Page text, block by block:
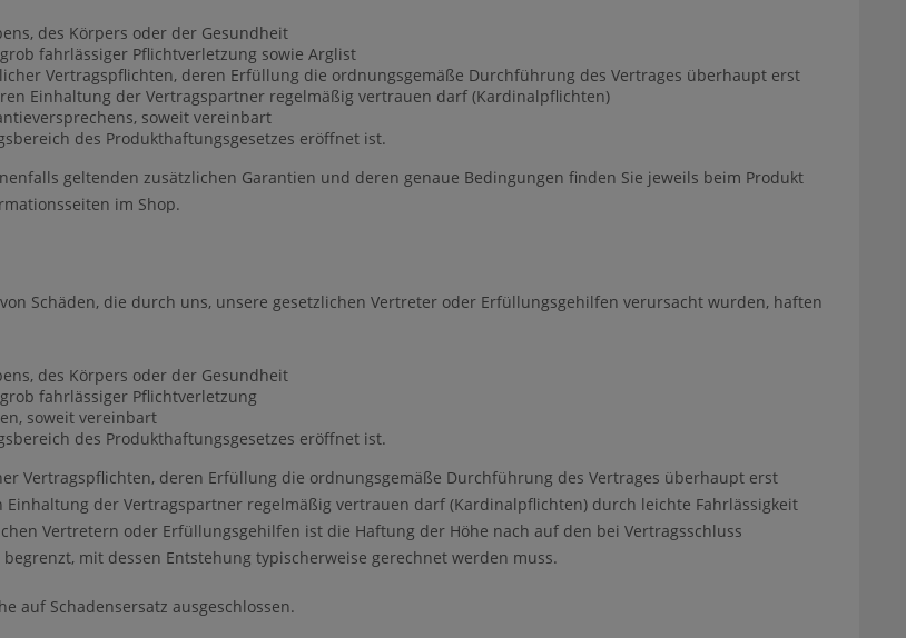
des Körpers oder der Gesundheit
fahrlässiger Pflichtverletzung sowie Arglist
Vertragspflichten, deren Erfüllung die ordnungsgemäße Durchführung des Vertrages überhaupt erst
Einhaltung der Vertragspartner regelmäßig vertrauen darf (Kardinalpflichten)
soweit vereinbart
des Produkthaftungsgesetzes eröffnet ist.
geltenden zusätzlichen Garantien und deren genaue Bedingungen finden Sie jeweils beim Produkt
im Shop.
Schäden, die durch uns, unsere gesetzlichen Vertreter oder Erfüllungsgehilfen verursacht wurden, haften
des Körpers oder der Gesundheit
fahrlässiger Pflichtverletzung
soweit vereinbart
des Produkthaftungsgesetzes eröffnet ist.
Vertragspflichten, deren Erfüllung die ordnungsgemäße Durchführung des Vertrages überhaupt erst
der Vertragspartner regelmäßig vertrauen darf (Kardinalpflichten) durch leichte Fahrlässigkeit
Vertretern oder Erfüllungsgehilfen ist die Haftung der Höhe nach auf den bei Vertragsschluss
mit dessen Entstehung typischerweise gerechnet werden muss.
auf Schadensersatz ausgeschlossen.